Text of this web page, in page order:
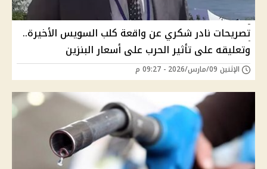
تصريحات نادر شكري عن واقعة كلب السويس الأخيرة..
وتعليقه على تأثير الحرب على أسعار البنزين
الإثنين 09/مارس/2026 - 09:27 م